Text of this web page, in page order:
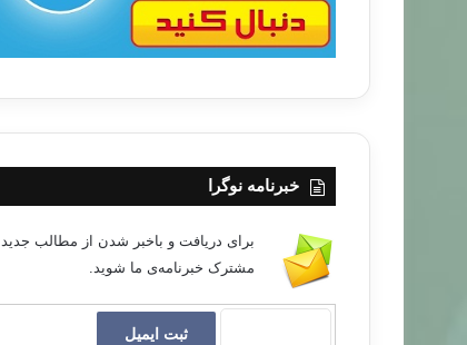
خبرنامه نوگرا
برای دریافت و باخبر شدن از مطالب جدید
مشترک خبرنامه‌ی ما شوید.